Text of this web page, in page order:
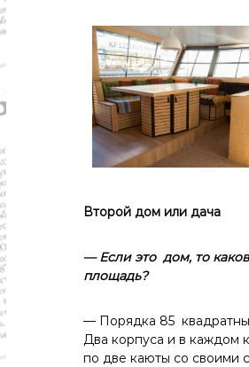
Второй дом или дача
— Если это дом, то
площадь?
— Порядка 85
Два корпуса и в каждом
по две каюты со своими